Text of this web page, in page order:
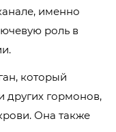
именно
роль в
который
других гормонов,
Она также